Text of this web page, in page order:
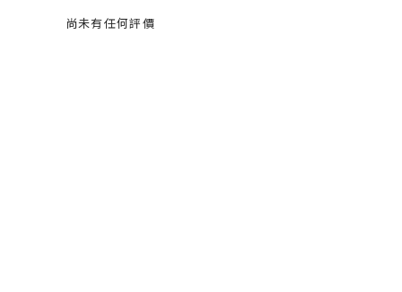
尚未有任何評價